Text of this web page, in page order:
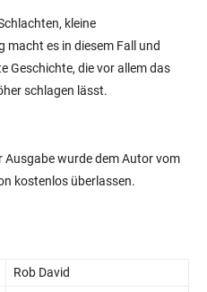
kleine
macht es in diesem Fall und
Geschichte, die vor allem das
schlagen lässt.
Ausgabe wurde dem Autor vom
kostenlos überlassen.
Rob David